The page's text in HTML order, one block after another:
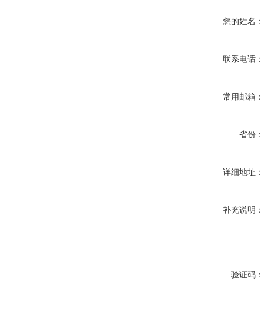
您的姓名：
联系电话：
常用邮箱：
省份：
详细地址：
补充说明：
验证码：